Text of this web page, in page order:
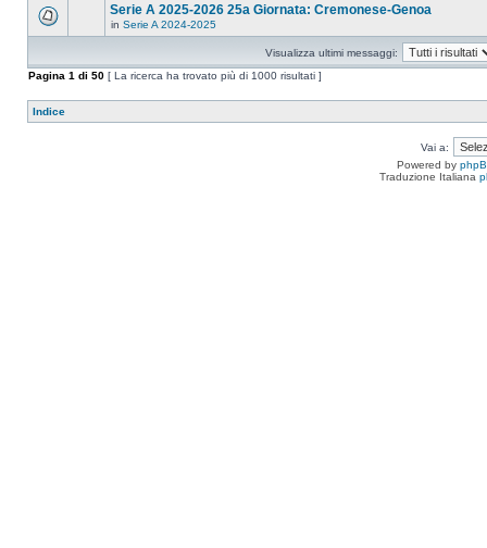
Serie A 2025-2026 25a Giornata: Cremonese-Genoa
in Serie A 2024-2025
Visualizza ultimi messaggi:
Pagina 1 di 50 [ La ricerca ha trovato più di 1000 risultati ]
Indice
Vai a:
Powered by
Traduzione Italiana